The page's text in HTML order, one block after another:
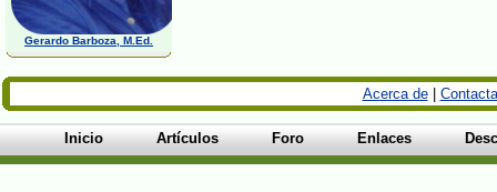
Gerardo Barboza, M.Ed.
Acerca de|
Inicio Artículos Foro Enlaces